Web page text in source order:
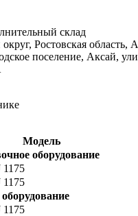
склад
Ростовская область,
поселение, Аксай,
Модель
оборудование
1175
1175
1175